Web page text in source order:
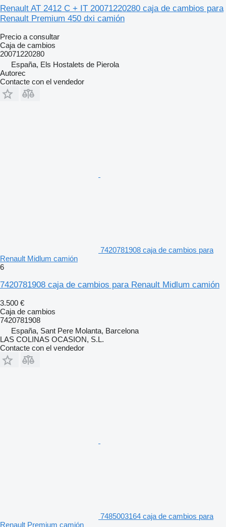
Renault AT 2412 C + IT 20071220280 caja de cambios para
Renault Premium 450 dxi camión
Precio a consultar
Caja de cambios
20071220280
España, Els Hostalets de Pierola
Autorec
Contacte con el vendedor
7420781908 caja de cambios para
Renault Midlum camión
6
7420781908 caja de cambios para Renault Midlum camión
3.500 €
Caja de cambios
7420781908
España, Sant Pere Molanta, Barcelona
LAS COLINAS OCASION, S.L.
Contacte con el vendedor
7485003164 caja de cambios para
Renault Premium camión